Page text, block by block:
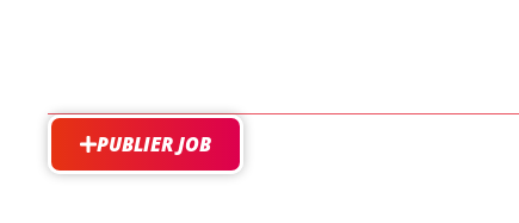
PUBLIER JOB